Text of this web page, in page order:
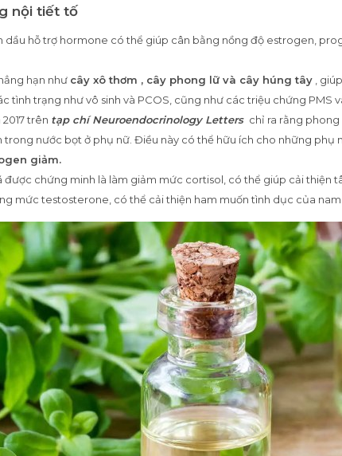
nội tiết tố
dầu hỗ trợ hormone có thể giúp cân bằng nồng độ estrogen,
hạn như cây xô thơm , cây phong lữ và cây húng tây ,
tình trạng như vô sinh và PCOS, cũng như các triệu chứng PMS
trên tạp chí Neuroendocrinology Letters chỉ ra rằng
trong nước bọt ở phụ nữ. Điều này có thể hữu ích cho những phụ
giảm.
được chứng minh là làm giảm mức cortisol, có thể giúp cải thiện
mức testosterone, có thể cải thiện ham muốn tình dục của nam